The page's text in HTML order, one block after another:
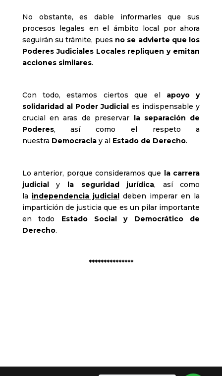
No obstante, es dable informarles que sus
procesos legales en el ámbito local por ahora
seguirán su trámite, pues no se advierte que los
Poderes Judiciales Locales repliquen y emitan
acciones similares.
Con todo, estamos ciertos que el apoyo y
solidaridad al Poder Judicial es indispensable y
crucial en aras de preservar la separación de
Poderes, así como el respeto a
nuestra Democraciay al Estado de Derecho.
Lo anterior, porque consideramos que la carrera
judicialy la seguridad jurídica, así como
la independencia judicialdeben imperar en la
impartición de justicia que es un pilar importante
en todo Estado Social y Democrático de
Derecho.
***************